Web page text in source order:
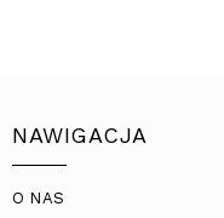
NAWIGACJA
O NAS